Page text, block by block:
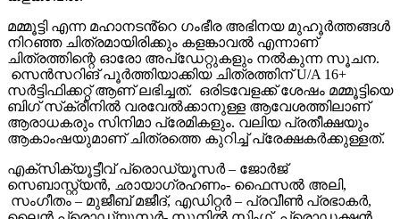
മമ്മൂട്ടി എന്ന മഹാനടൻ്റെ ഗംഭീര അഭിനയ മുഹൂർത്തങ്ങൾ
നിറഞ്ഞ ചിത്രമായിരിക്കും കളങ്കാവൽ എന്നാണ്
ചിത്രത്തിന്റെ ഓരോ അപ്‌ഡേറ്റുകളും നൽകുന്ന സൂചന.
സെൻസറിങ് പൂർത്തിയാക്കിയ ചിത്രത്തിന് U/A 16+
സർട്ടിഫിക്കറ്റ് ആണ് ലഭിച്ചത്. ഒരിടവേളക്ക് ശേഷം മമ്മൂട്ടിയെ
ബിഗ് സ്‌ക്രീനിൽ വരവേൽക്കാനുള്ള ആവേശത്തിലാണ്
ആരാധകരും സിനിമാ പ്രേമികളും. വലിയ പ്രതീക്ഷയും
ആകാംഷയുമാണ് ചിത്രത്തെ കുറിച്ച് പ്രേക്ഷകർക്കുള്ളത്.
എക്സിക്യൂട്ടീവ് പ്രൊഡ്യൂസർ – ജോർജ്
സെബാസ്റ്റ്യൻ, ഛായാഗ്രഹണം- ഫൈസൽ അലി,
സംഗീതം – മുജീബ് മജീദ്, എഡിറ്റർ – പ്രവീൺ പ്രഭാകർ,